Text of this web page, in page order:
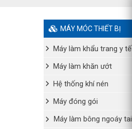
MÁY MÓC THIẾT BỊ
Máy làm khẩu trang y tế
Máy làm khăn ướt
Hệ thống khí nén
Máy đóng gói
Máy làm bông ngoáy tai